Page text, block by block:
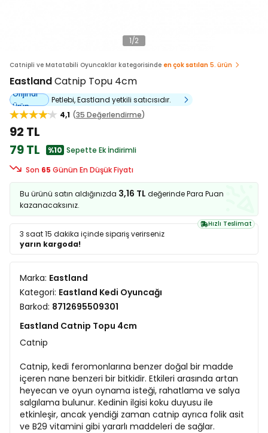
1/2
Catnipli ve Matatabili Oyuncaklar kategorisinde en çok satılan 5. ürün
EastlandCatnip Topu 4cm
Orijinal
Ürün
Petlebi, Eastland yetkili satıcısıdır.
4,1
35 Değerlendirme
92 TL
79 TL
%10 Sepette Ek İndirimli
Son 65 Günün En Düşük Fiyatı
Bu ürünü satın aldığınızda 3,16 TL değerinde Para Puan
kazanacaksınız.
Hızlı Teslimat
3 saat 15 dakika içinde sipariş verirseniz
yarın kargoda!
Marka: Eastland
Kategori: Eastland Kedi Oyuncağı
Barkod: 8712695509301
Eastland Catnip Topu 4cm
Catnip
Catnip, kedi feromonlarına benzer doğal bir madde
içeren nane benzeri bir bitkidir. Etkileri arasında artan
heyecan ve oyun oynama isteği, rahatlama ve salya
salgılama bulunur. Kedinin ilgisi koku duyusu ile
etkinleşir, ancak yendiği zaman catnip ayrıca folik asit
ve B29 vitamini gibi yararlı maddeleri de sağlar.